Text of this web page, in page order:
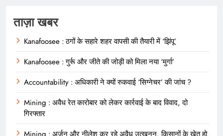
ताज़ा खबर
Kanafoosee : ठगों के सहारे शहर वापसी की तैयारी में ‘झिंपू’
Kanafoosee : गुर्रू और जीते की जोड़ी को मिला नया ‘मुर्गा’
Accountability : अधिकारी ने क्यों रुकवाई ‘सिग्नेचर’ की जांच ?
Mining : अवैध रेत कारोबार को लेकर कार्रवाई के बाद विवाद, दो
गिरफ्तार